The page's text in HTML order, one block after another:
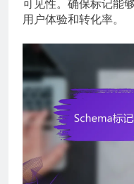
可见性。确保标记能
用户体验和转化率。